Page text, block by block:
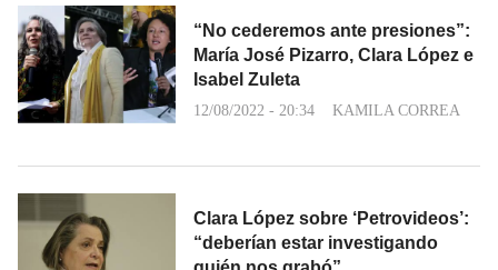
“No cederemos ante presiones”:
María José Pizarro, Clara López e
Isabel Zuleta
12/08/2022 - 20:34 KAMILA CORREA
Clara López sobre ‘Petrovideos’:
“deberían estar investigando